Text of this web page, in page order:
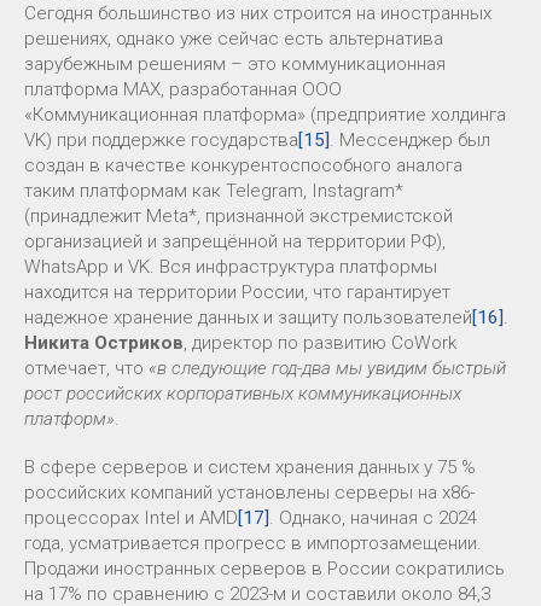
Сегодня большинство из них строится на иностранных
решениях, однако уже сейчас есть альтернатива
зарубежным решениям – это коммуникационная
платформа MAX, разработанная ООО
«Коммуникационная платформа» (предприятие холдинга
VK) при поддержке государства[15]. Мессенджер был
создан в качестве конкурентоспособного аналога
таким платформам как Telegram, Instagram*
(принадлежит Meta*, признанной экстремистской
организацией и запрещённой на территории РФ),
WhatsApp и VK. Вся инфраструктура платформы
находится на территории России, что гарантирует
надежное хранение данных и защиту пользователей[16].
Никита Остриков, директор по развитию CoWork
отмечает, что «в следующие год-два мы увидим быстрый
рост российских корпоративных коммуникационных
платформ».
В сфере серверов и систем хранения данных у 75 %
российских компаний установлены серверы на x86-
процессорах Intel и AMD[17]. Однако, начиная с 2024
года, усматривается прогресс в импортозамещении.
Продажи иностранных серверов в России сократились
на 17% по сравнению с 2023-м и составили около 84,3